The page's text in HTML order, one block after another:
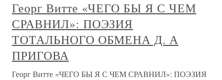
Георг Витте «ЧЕГО БЫ Я С ЧЕМ
СРАВНИЛ»: ПОЭЗИЯ
ТОТАЛЬНОГО ОБМЕНА Д. А
ПРИГОВА
Георг Витте «ЧЕГО БЫ Я С ЧЕМ СРАВНИЛ»: ПОЭЗИЯ